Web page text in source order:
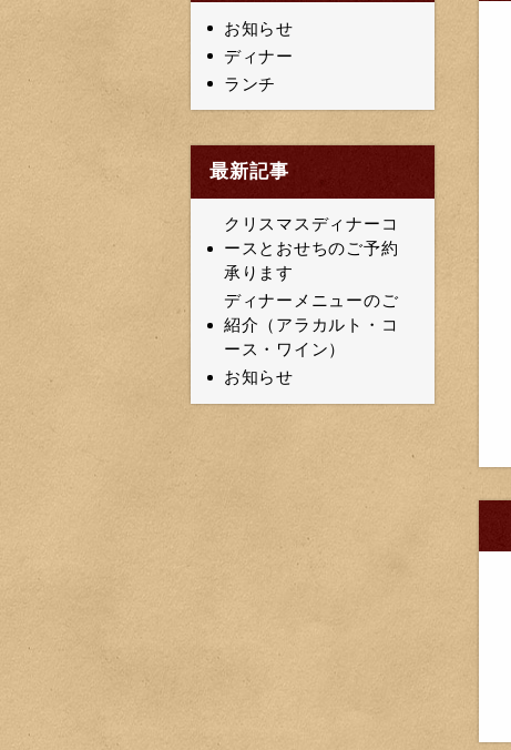
お知らせ
ディナー
ランチ
最新記事
クリスマスディナーコ
ースとおせちのご予約
承ります
ディナーメニューのご
紹介（アラカルト・コ
ース・ワイン）
お知らせ